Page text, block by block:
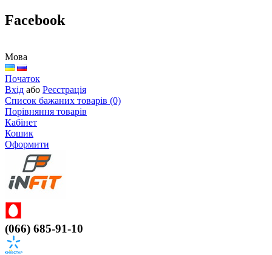
Facebook
Мова
Початок
Вхід або Реєстрація
Список бажаних товарів (0)
Порівняння товарів
Кабінет
Кошик
Оформити
(066) 685-91-10